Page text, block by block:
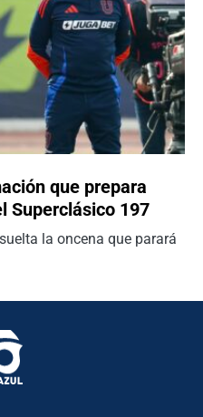
que prepara
Superclásico 197
la oncena que parará